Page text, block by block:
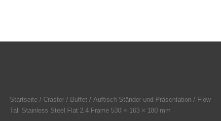
Startseite / Craster / Buffet / Auftisch Ständer und Präsentation / Flow
Tall Stainless Steel Flat 2.4 Frame 530 × 163 × 180 mm